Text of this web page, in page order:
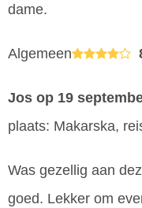
dame.
Algemeen
Jos op 19
plaats: Makarska,
Was gezellig aan
goed. Lekker om